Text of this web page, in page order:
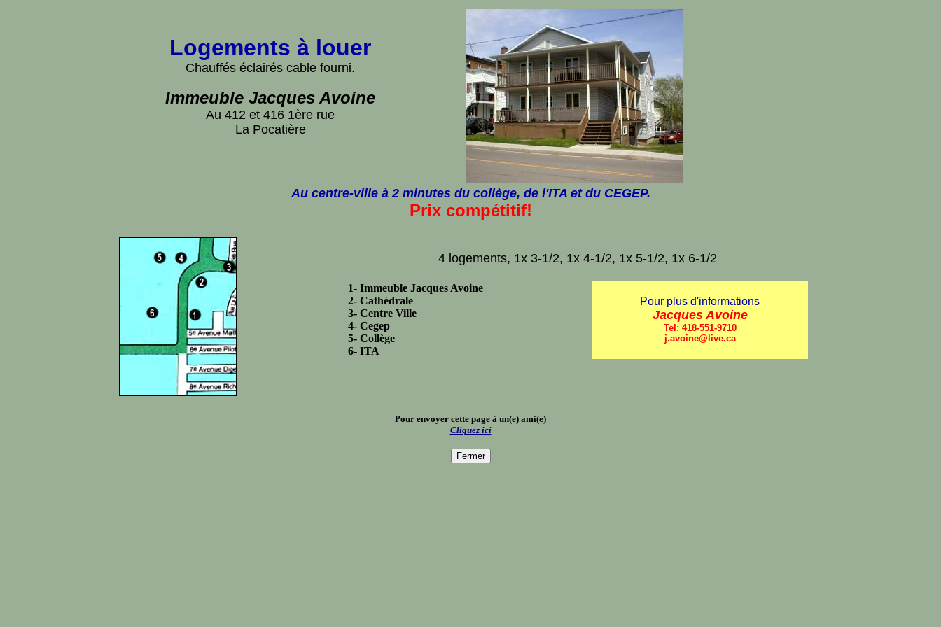
Logements à louer
Chauffés éclairés cable fourni.
Immeuble Jacques Avoine
Au 412 et 416 1ère rue
La Pocatière
Au centre-ville à 2 minutes du collège, de l'ITA et du CEGEP.
Prix compétitif!
4 logements, 1x 3-1/2, 1x 4-1/2, 1x 5-1/2, 1x 6-1/2
1- Immeuble Jacques Avoine
2- Cathédrale
3- Centre Ville
4- Cegep
5- Collège
6- ITA
Pour plus d'informations
Jacques Avoine
Tel: 418-551-9710
j.avoine@live.ca
Pour envoyer cette page à un(e) ami(e)
Cliquez ici